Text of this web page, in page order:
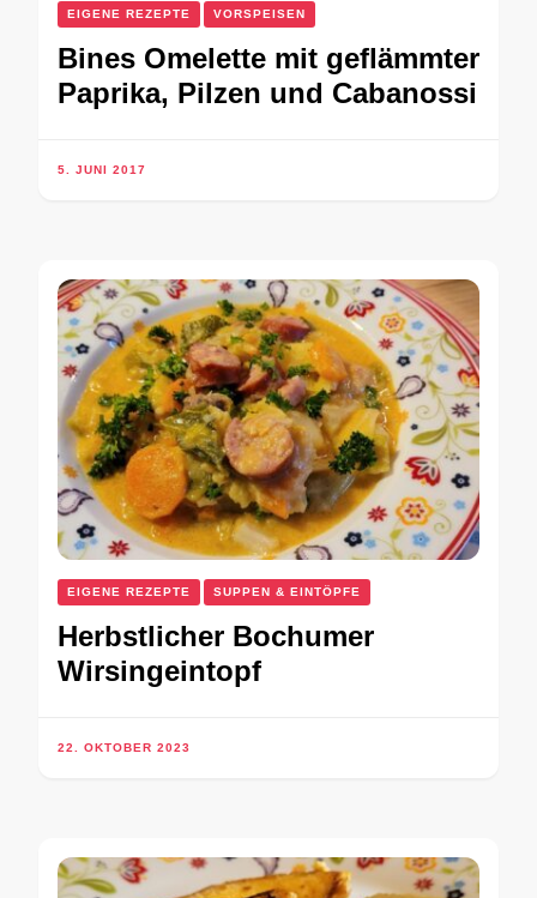
EIGENE REZEPTE VORSPEISEN
Bines Omelette mit geflämmter
Paprika, Pilzen und Cabanossi
5. JUNI 2017
EIGENE REZEPTE SUPPEN & EINTÖPFE
Herbstlicher Bochumer
Wirsingeintopf
22. OKTOBER 2023